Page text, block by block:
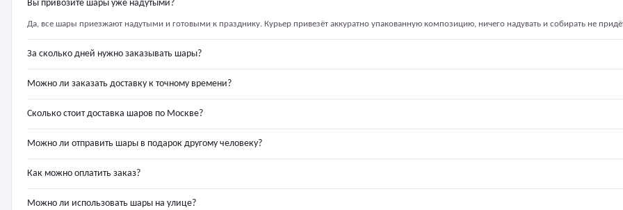
Вы привозите шары уже надутыми?
Да, все шары приезжают надутыми и готовыми к празднику. Курьер привезёт аккуратно упакованную композицию, ничего надувать и собирать не
За сколько дней нужно заказывать шары?
Можно ли заказать доставку к точному времени?
Сколько стоит доставка шаров по Москве?
Можно ли отправить шары в подарок другому человеку?
Как можно оплатить заказ?
Можно ли использовать шары на улице?